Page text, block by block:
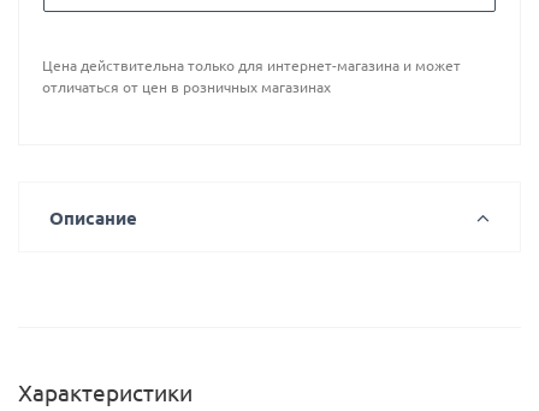
Цена действительна только для интернет-магазина и может
отличаться от цен в розничных магазинах
Описание
Характеристики